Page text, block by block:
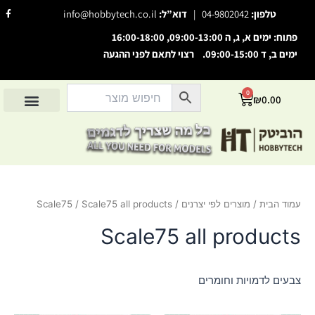
visibility_off השבת את ההבזקים
סמן כותרות
צבע רקע
zoom_out זום (הקטנה)
זום (הגדלה)
add_circle_outline הגדלת גופן
spellcheck גופן קריא
brightness_low ניגודיות כהה
טלפון: 04-9802042
| דוא”ל: info@hobbytech.co.il
F
a
פתוח: ימים א, ג, ה 09:00-13:00, 16:00-18:00
ימים ב, ד 09:00-15:00. רצוי לתאם לפני ההגעה
₪0.00
0
עגלת
עמוד הבית / מוצרים לפי יצרנים /
Scale75 / Scale75 all products
Scale75 all products
צבעים לדמויות וחומרים